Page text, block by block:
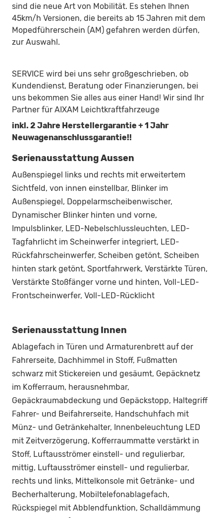
sind die neue Art von Mobilität. Es stehen Ihnen
45km/h Versionen, die bereits ab 15 Jahren mit dem
Mopedführerschein (AM) gefahren werden dürfen,
zur Auswahl.
SERVICE wird bei uns sehr großgeschrieben, ob
Kundendienst, Beratung oder Finanzierungen, bei
uns bekommen Sie alles aus einer Hand! Wir sind Ihr
Partner für AIXAM Leichtkraftfahrzeuge
inkl. 2 Jahre Herstellergarantie + 1 Jahr
Neuwagenanschlussgarantie!!
Serienausstattung Aussen
Außenspiegel links und rechts mit erweitertem
Sichtfeld, von innen einstellbar, Blinker im
Außenspiegel, Doppelarmscheibenwischer,
Dynamischer Blinker hinten und vorne,
Impulsblinker, LED-Nebelschlussleuchten, LED-
Tagfahrlicht im Scheinwerfer integriert, LED-
Rückfahrscheinwerfer, Scheiben getönt, Scheiben
hinten stark getönt, Sportfahrwerk, Verstärkte Türen,
Verstärkte Stoßfänger vorne und hinten, Voll-LED-
Frontscheinwerfer, Voll-LED-Rücklicht
Serienausstattung Innen
Ablagefach in Türen und Armaturenbrett auf der
Fahrerseite, Dachhimmel in Stoff, Fußmatten
schwarz mit Stickereien und gesäumt, Gepäcknetz
im Kofferraum, herausnehmbar,
Gepäckraumabdeckung und Gepäckstopp, Haltegriff
Fahrer- und Beifahrerseite, Handschuhfach mit
Münz- und Getränkehalter, Innenbeleuchtung LED
mit Zeitverzögerung, Kofferraummatte verstärkt in
Stoff, Luftausströmer einstell- und regulierbar,
mittig, Luftausströmer einstell- und regulierbar,
rechts und links, Mittelkonsole mit Getränke- und
Becherhalterung, Mobiltelefonablagefach,
Rückspiegel mit Abblendfunktion, Schalldämmung